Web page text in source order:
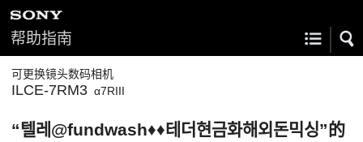
帮助指南
可更换镜头数码相机
ILCE-7RM3 α7RIII
“텔레@fundwash♦♦테더현금화해외돈믹싱”的